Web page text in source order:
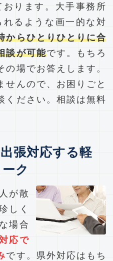
おります。大手事務所
れるような画一的な対
からひとりひとりに合
談が可能です。もちろ
場でお答えします。
せんので、お困りごと
ください。相談は無料
張対応する軽
ク
が散
しく
場合
応で
です。県外対応はもち